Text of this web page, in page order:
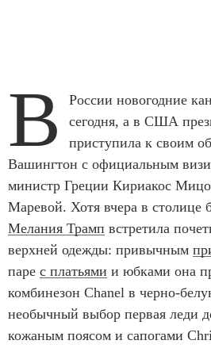
В
России новогодние
сегодня, а в США
приступила к своим
Вашингтон с официальным
министр Греции Кириакос
Маревой. Хотя вчера в столице
Мелания Трамп встретила
верхней одежды: привычным
паре с платьями и юбками она
комбинезон Chanel в черно-
необычный выбор первая леди
кожаным поясом и сапогами